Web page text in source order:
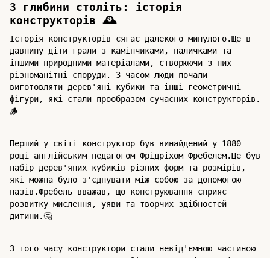
З глибини століть: історія
конструкторів 🕰️
Історія конструкторів сягає далекого минулого.Ще в
давнину діти грали з камінчиками, паличками та
іншими природними матеріалами, створюючи з них
різноманітні споруди. З часом люди почали
виготовляти дерев'яні кубики та інші геометричні
фігури, які стали прообразом сучасних конструкторів.
🪵
Перший у світі конструктор був винайдений у 1880
році англійським педагогом Фрідріхом Фребелем.Це був
набір дерев'яних кубиків різних форм та розмірів,
які можна було з'єднувати між собою за допомогою
пазів.Фребель вважав, що конструювання сприяє
розвитку мислення, уяви та творчих здібностей
дитини.🤔
З того часу конструктори стали невід'ємною частиною